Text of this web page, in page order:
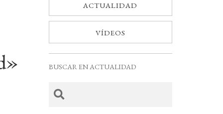
ACTUALIDAD
VÍDEOS
BUSCAR EN ACTUALIDAD